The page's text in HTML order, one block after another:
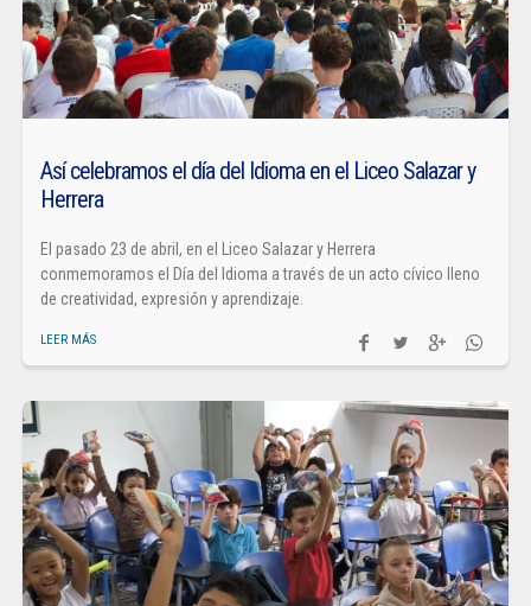
Así celebramos el día del Idioma en el Liceo Salazar y
Herrera
El pasado 23 de abril, en el Liceo Salazar y Herrera
conmemoramos el Día del Idioma a través de un acto cívico lleno
de creatividad, expresión y aprendizaje.
LEER MÁS